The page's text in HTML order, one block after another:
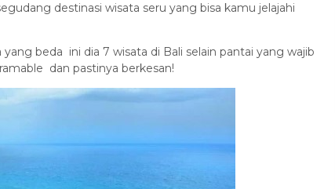
destinasi wisata seru yang bisa kamu jelajahi
beda ini dia 7 wisata di Bali selain pantai yang wajib
dan pastinya berkesan!